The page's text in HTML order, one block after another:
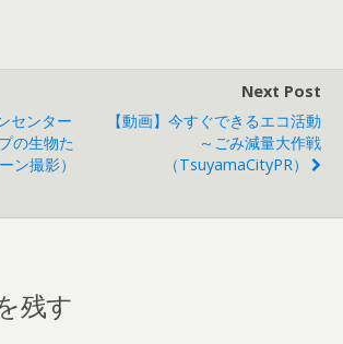
センター
の生物た
ン撮影）
Next Post
【動画】今すぐできるエコ活動
～ごみ減量大作戦
（TsuyamaCityPR）
残す